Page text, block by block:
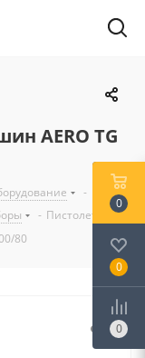
AERO TG
-
- Пистолет для
80
0
0
0